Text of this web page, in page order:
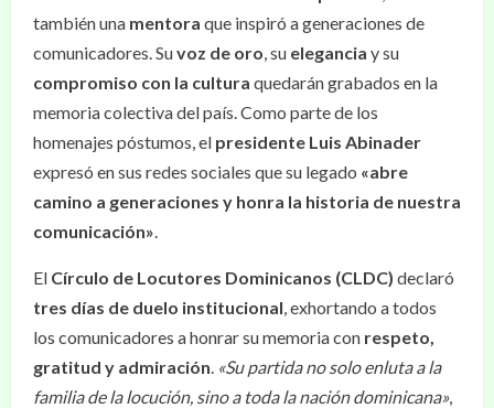
también una mentora que inspiró a generaciones de
comunicadores. Suvoz de oro, su elegancia y su
compromiso con la cultura quedarán grabados en la
memoria colectiva del país. Como parte de los
homenajes póstumos, el presidente Luis Abinader
expresó en sus redes sociales que su legado «abre
camino a generaciones y honra la historia de nuestra
comunicación».
El Círculo de Locutores Dominicanos (CLDC) declaró
tres días de duelo institucional, exhortando a todos
los comunicadores a honrar su memoria con respeto,
gratitud y admiración. «Su partida no solo enluta a la
familia de la locución, sino a toda la nación dominicana»,